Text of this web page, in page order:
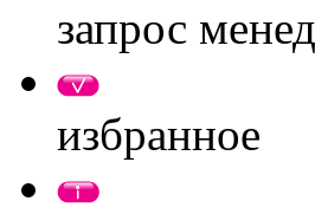
запрос
избранное